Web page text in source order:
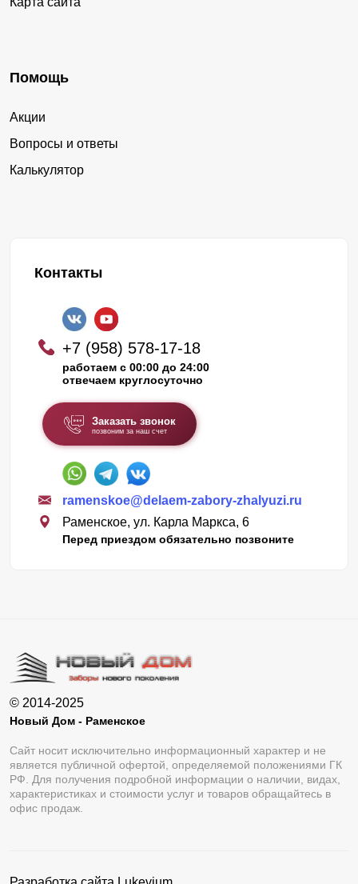
Помощь
Акции
Вопросы и ответы
Калькулятор
Контакты
+7 (958) 578-17-18
работаем с 00:00 до 24:00
отвечаем круглосуточно
Заказать звонок
позвоним за наш счет
ramenskoe@delaem-zabory-zhalyuzi.ru
Раменское, ул. Карла Маркса, 6
Перед приездом обязательно позвоните
© 2014-2025
Новый Дом - Раменское
Сайт носит исключительно информационный характер и не
является публичной офертой, определяемой положениями ГК
РФ. Для получения подробной информации о наличии, видах,
характеристиках и стоимости услуг и товаров обращайтесь в
офис продаж.